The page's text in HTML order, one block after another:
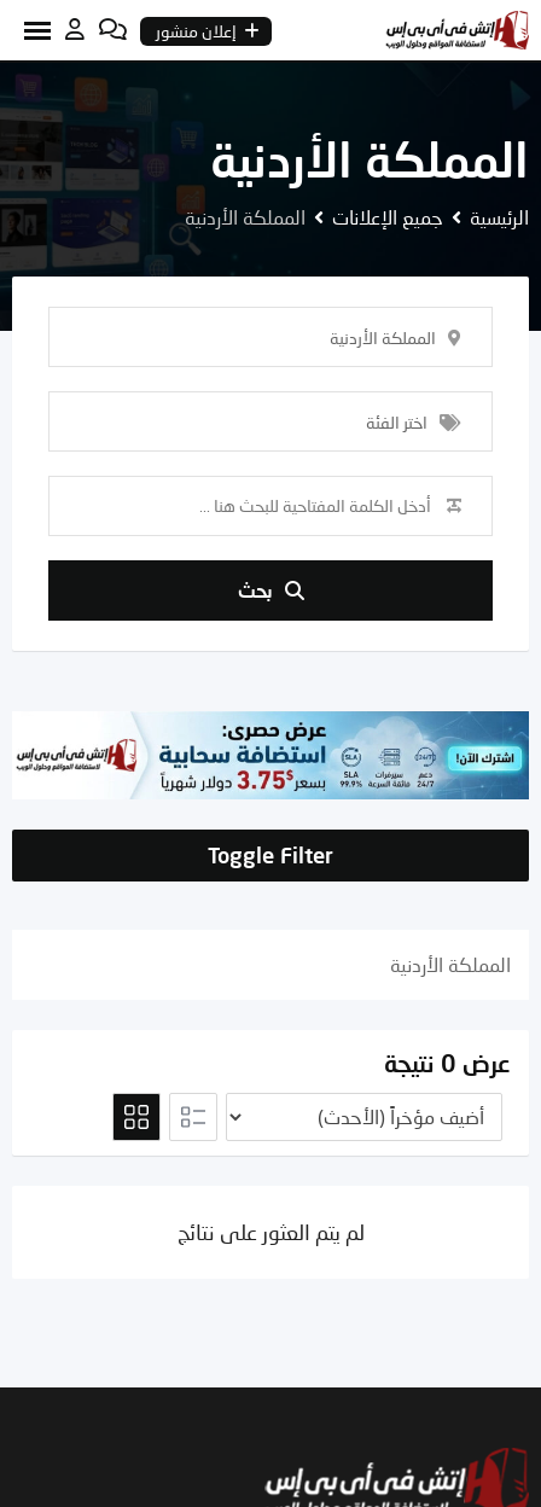
Skip
to
content
إعلان منشور
المملكة الأردنية
الرئيسية جميع الإعلانات المملكة الأردنية
المملكة الأردنية
اختر الفئة
بحث
Toggle Filter
المملكة الأردنية
عرض 0 نتيجة
لم يتم العثور على نتائج